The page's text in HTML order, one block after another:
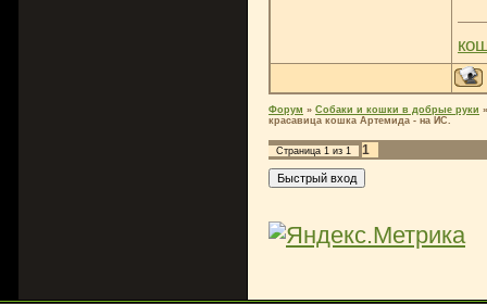
Форум » Собаки и кошки в добрые руки »
красавица кошка Артемида - на ИС.
Страница 1 из 1 1